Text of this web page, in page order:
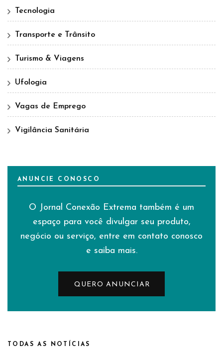
Tecnologia
Transporte e Trânsito
Turismo & Viagens
Ufologia
Vagas de Emprego
Vigilância Sanitária
ANUNCIE CONOSCO
O Jornal Conexão Extrema também é um
espaço para você divulgar seu produto,
negócio ou serviço, entre em contato conosco
e saiba mais.
QUERO ANUNCIAR
TODAS AS NOTÍCIAS